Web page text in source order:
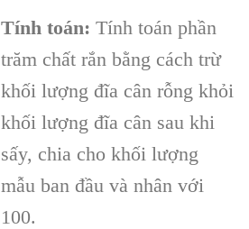
Tính toán: Tính toán phần
trăm chất rắn bằng cách trừ
khối lượng đĩa cân rỗng khỏi
khối lượng đĩa cân sau khi
sấy, chia cho khối lượng
mẫu ban đầu và nhân với
100.